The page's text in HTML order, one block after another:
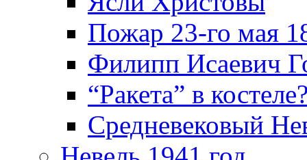
Пожар 23-го мая
Филипп Исаевич
“Ракета” в
Средневековый